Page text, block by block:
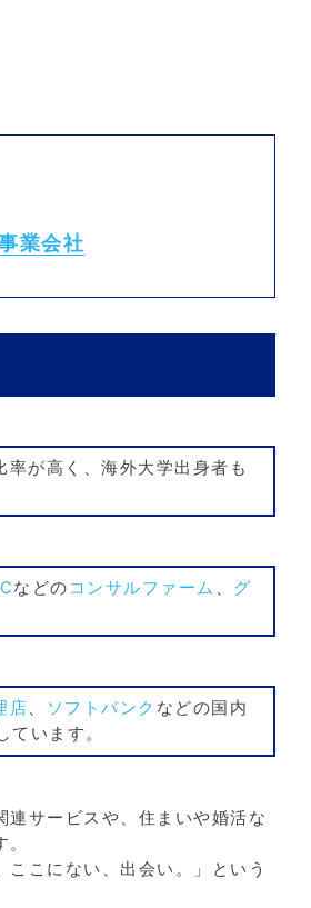
業会社
が高く、海外大学出身者も
などの コンサルファーム 、 グ
店、 ソフトバンク などの国内
ています。
連サービスや、住まいや婚活な
こにない、出会い。」という